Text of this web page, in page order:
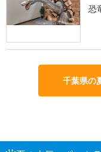
恐
千葉県の